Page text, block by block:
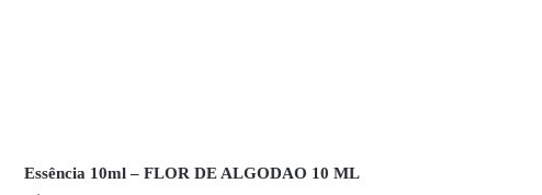
Essência 10ml – FLOR DE ALGODAO 10 ML